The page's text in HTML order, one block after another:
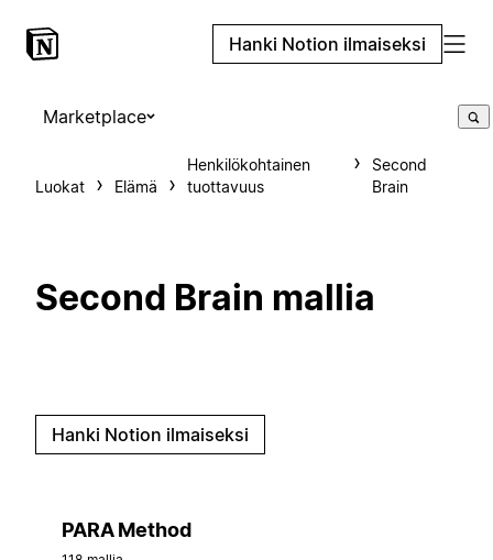
Hanki Notion ilmaiseksi
Marketplace
Luokat Elämä
Henkilökohtainen
tuottavuus
Second
Brain
Second Brain mallia
Hanki Notion ilmaiseksi
PARA Method